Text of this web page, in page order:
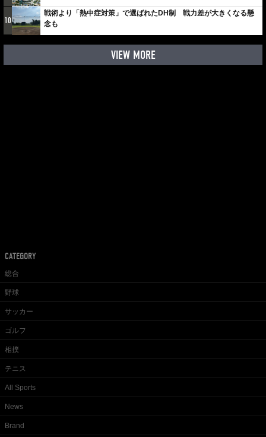
10
戦術より「熱中症対策」で選ばれたDH制 戦力差が大きくなる懸
念も
VIEW MORE
CATEGORY
総合
野球
サッカー
ゴルフ
相撲
テニス
All Sports
News
Brand